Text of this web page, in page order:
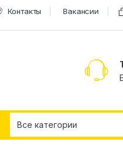
Контакты Вакансии